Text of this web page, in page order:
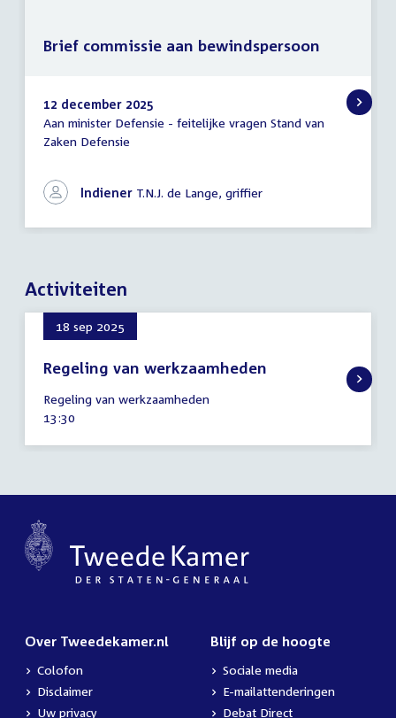
Brief
commissie
bewindspersoon
12 december 2025
Aan minister Defensie - feitelijke vragen Stand van
Zaken Defensie
Indiener T.N.J. de Lange, griffier
Brief commissie aan bewindspersoon
Activiteiten
18 sep 2025
Regeling van werkzaamheden
september
2025
Regeling van werkzaamheden
Tijd
13:30
Over Tweedekamer.nl
Colofon
Disclaimer
Uw privacy
Blijf op de hoogte
Sociale media
E-mailattenderingen
Debat Direct